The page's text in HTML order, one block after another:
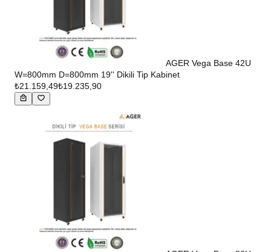
AGER Vega Base 42U
W=800mm D=800mm 19'' Dikili Tip Kabinet
₺21.159,49₺19.235,90